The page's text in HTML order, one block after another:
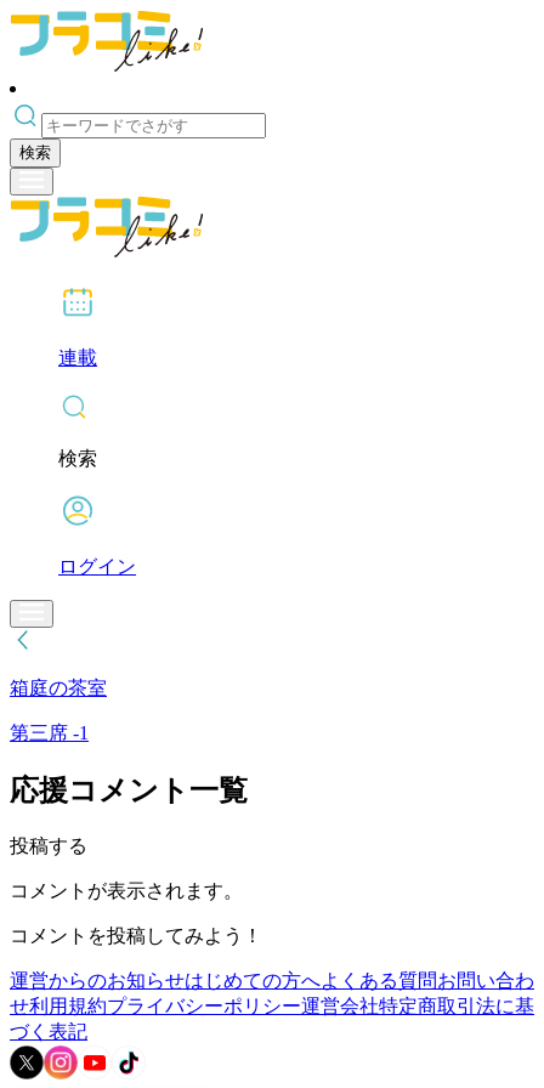
検索
連載
検索
ログイン
箱庭の茶室
第三席 -1
応援コメント一覧
投稿する
コメントが表示されます。
コメントを投稿してみよう！
運営からのお知らせはじめての方へよくある質問お問い合わ
せ利用規約プライバシーポリシー運営会社特定商取引法に基
づく表記